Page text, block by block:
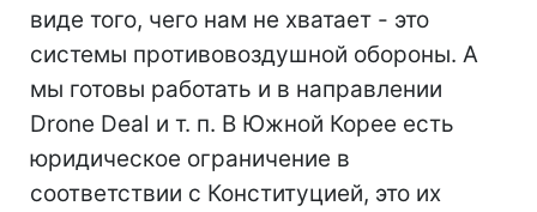
виде того, чего нам не хватает - это
системы противовоздушной обороны. А
мы готовы работать и в направлении
Drone Deal и т. п. В Южной Корее есть
юридическое ограничение в
соответствии с Конституцией, это их